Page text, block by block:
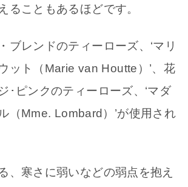
ることもあるほどです。
ブレンドのティーローズ、‘マリ
ット（Marie van Houtte）’、花
･ピンクのティーローズ、‘マダ
（Mme. Lombard）’が使用され
、寒さに弱いなどの弱点を抱え